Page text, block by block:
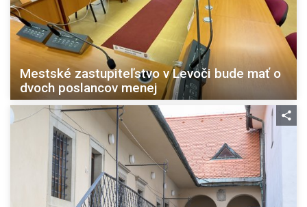
Mestské zastupiteľstvo v Levoči bude mať o
dvoch poslancov menej